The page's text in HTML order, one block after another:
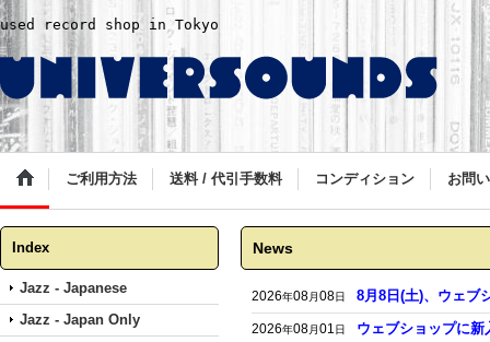
used record shop in Tokyo
ご利用方法 送料 / 代引手数料 コンディション お問
Index
Jazz - Japanese
Jazz - Japan Only
News
2026年08月08日 8月8日(土)、ウェブ
2026年08月01日 ウェブショップに